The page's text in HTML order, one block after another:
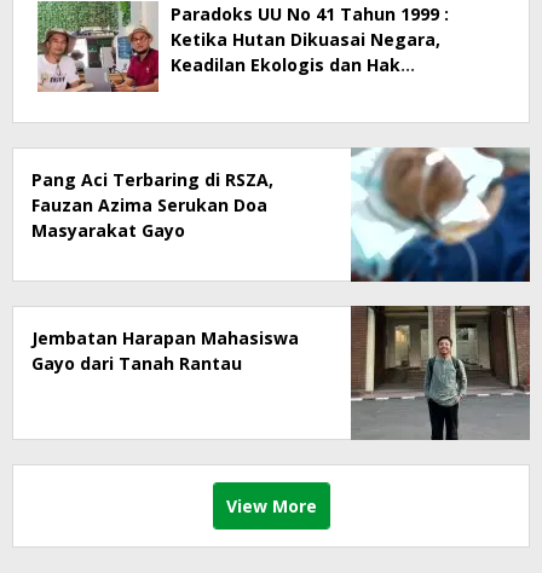
Paradoks UU No 41 Tahun 1999 :
Ketika Hutan Dikuasai Negara,
Keadilan Ekologis dan Hak
Pang Aci Terbaring di RSZA,
Fauzan Azima Serukan Doa
Masyarakat Gayo
Jembatan Harapan Mahasiswa
Gayo dari Tanah Rantau
View More